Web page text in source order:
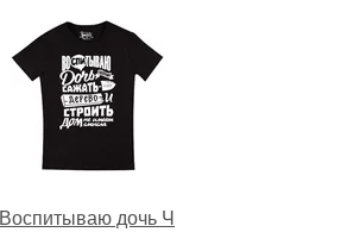
Воспитываю дочь Ч